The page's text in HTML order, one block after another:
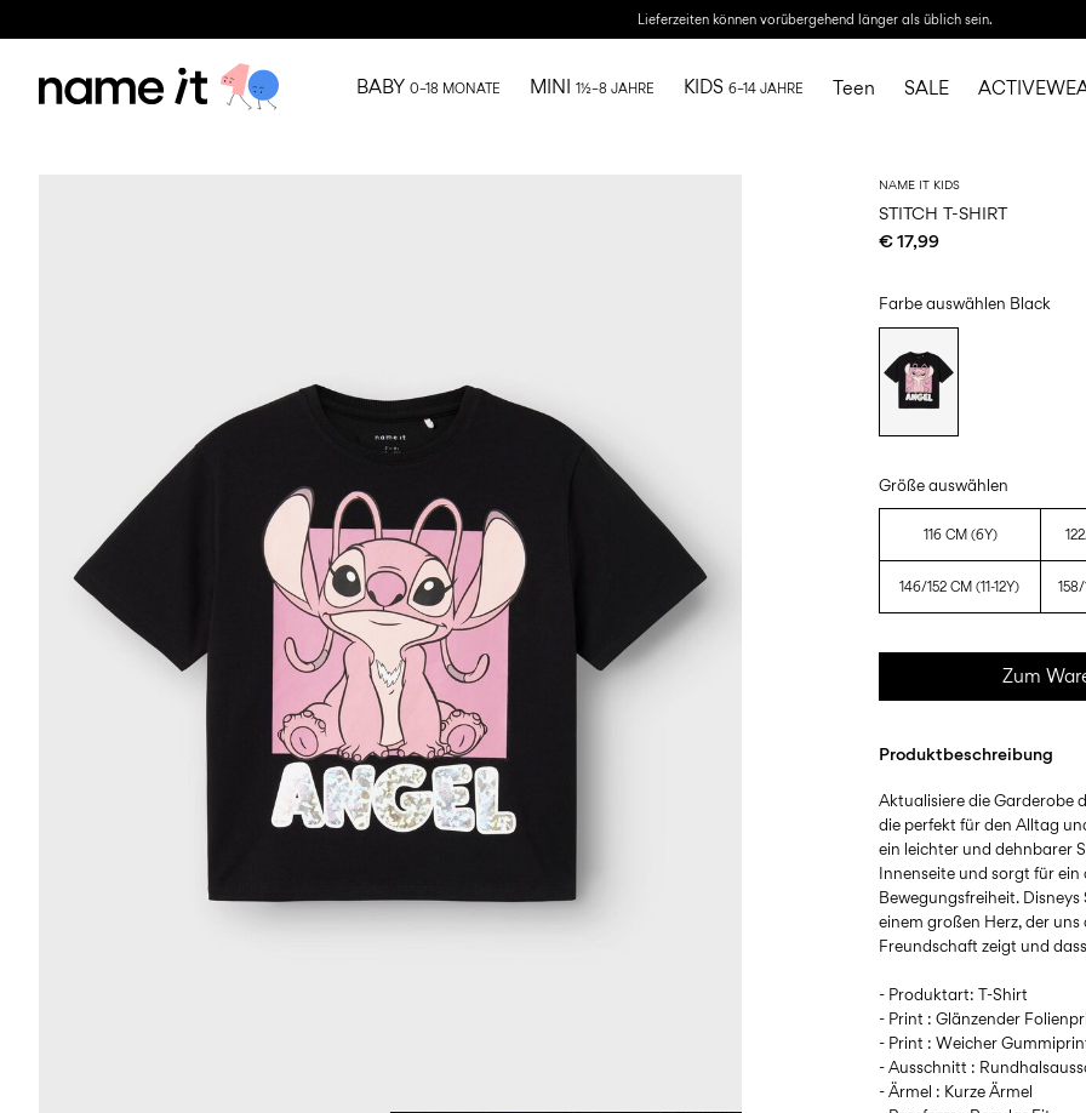
Lieferzeiten können vorübergehend länger als üblich sein.
BABY 0–18 MONATE MINI 1½–8 JAHRE KIDS 6–14 JAHRE Teen SALE
NAME IT KIDS
STITCH T-SHIRT
€ 17,99
Farbe auswählen Black
Größe auswählen
116 CM (6Y)
146/152 CM (11-12Y)
Zum
Produktbeschreibung
Aktualisiere die Garderobe
die perfekt für den Alltag
ein leichter und dehnbarer
Innenseite und sorgt für
Bewegungsfreiheit.
einem großen Herz, der
Freundschaft zeigt und
- Produktart: T-Shirt
- Print : Glänzender
- Print : Weicher
- Ausschnitt :
- Ärmel : Kurze Ärmel